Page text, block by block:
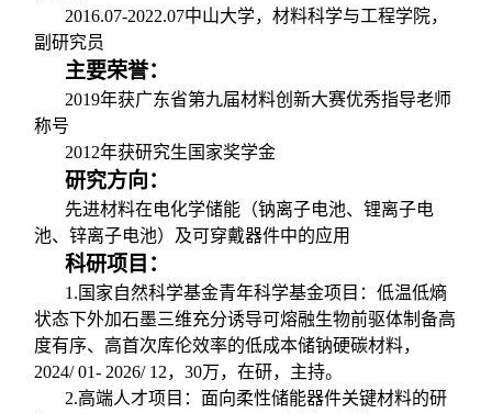
2016.07-2022.07中山大学，材料科学与工程学院，
副研究员
主要荣誉：
2019年获广东省第九届材料创新大赛优秀指导老师
称号
2012年获研究生国家奖学金
研究方向：
先进材料在电化学储能（钠离子电池、锂离子电
池、锌离子电池）及可穿戴器件中的应用
科研项目：
1. 国家自然科学基金青年科学基金项目：低温低熵
状态下外加石墨三维充分诱导可熔融生物前驱体制备高
度有序、高首次库伦效率的低成本储钠硬碳材料，
2024/ 01- 2026/ 12，30万，在研，主持。
2.高端人才项目：面向柔性储能器件关键材料的研